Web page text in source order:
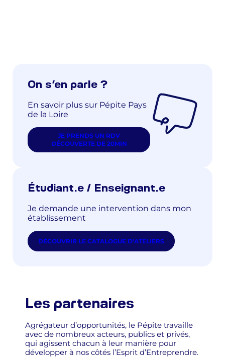
On s’en parle ?
En savoir plus sur Pépite Pays
de la Loire
JE PRENDS UN RDV
DÉCOUVERTE DE 20MIN
Étudiant.e / Enseignant.e
Je demande une intervention dans mon
établissement
DÉCOUVRIR LE CATALOGUE D’ATELIERS
Les partenaires
Agrégateur d’opportunités, le Pépite travaille
avec de nombreux acteurs, publics et privés,
qui agissent chacun à leur manière pour
développer à nos côtés l’Esprit d’Entreprendre.